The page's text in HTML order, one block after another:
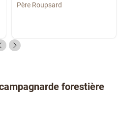
Père Roupsard
forestière